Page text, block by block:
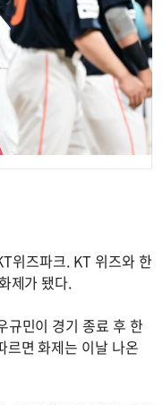
위즈파크. KT 위즈와 한
제가 됐다.
규민이 경기 종료 후 한
르면 화제는 이날 나온